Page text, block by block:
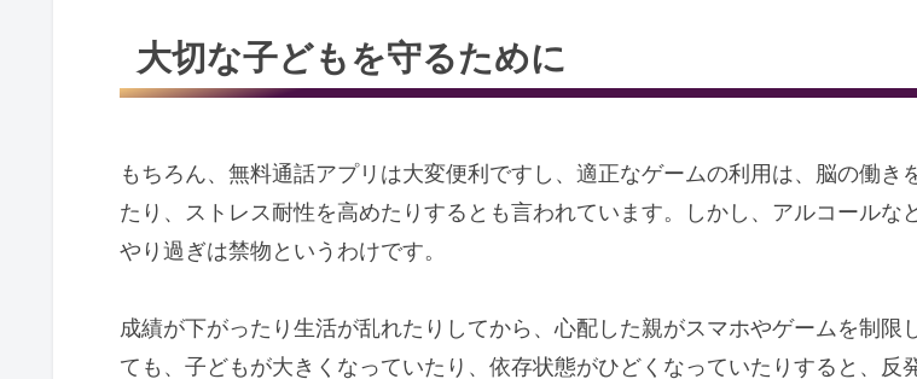
大切な子どもを守るために
もちろん、無料通話アプリは大変便利ですし、適正なゲームの利用は、脳の働き
たり、ストレス耐性を高めたりするとも言われています。しかし、アルコールな
やり過ぎは禁物というわけです。
成績が下がったり生活が乱れたりしてから、心配した親がスマホやゲームを制限
ても、子どもが大きくなっていたり、依存状態がひどくなっていたりすると、反